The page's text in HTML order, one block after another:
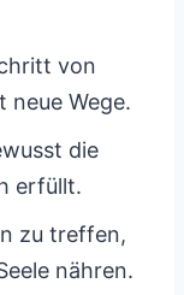
von
neue Wege.
die
erfüllt.
zu treffen,
nähren.